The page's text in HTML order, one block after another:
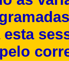
esta